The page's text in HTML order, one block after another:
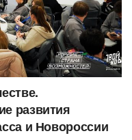
развития
и Новороссии